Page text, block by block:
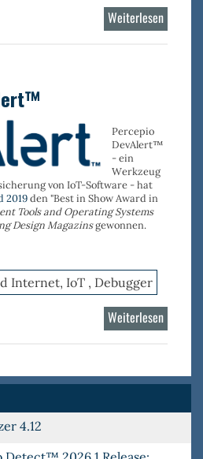
Weiterlesen
Percepio
DevAlert™
- ein
Werkzeug
von IoT-Software - hat
2019den "Best in Show Award in
Tools and Operating Systems
Design Magazinsgewonnen.
Internet, IoT , Debugger
Weiterlesen
4.12